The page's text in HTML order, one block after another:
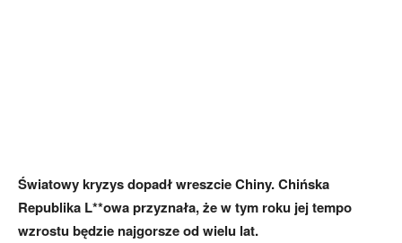
Światowy kryzys dopadł wreszcie Chiny. Chińska
Republika L**owa przyznała, że w tym roku jej tempo
wzrostu będzie najgorsze od wielu lat.